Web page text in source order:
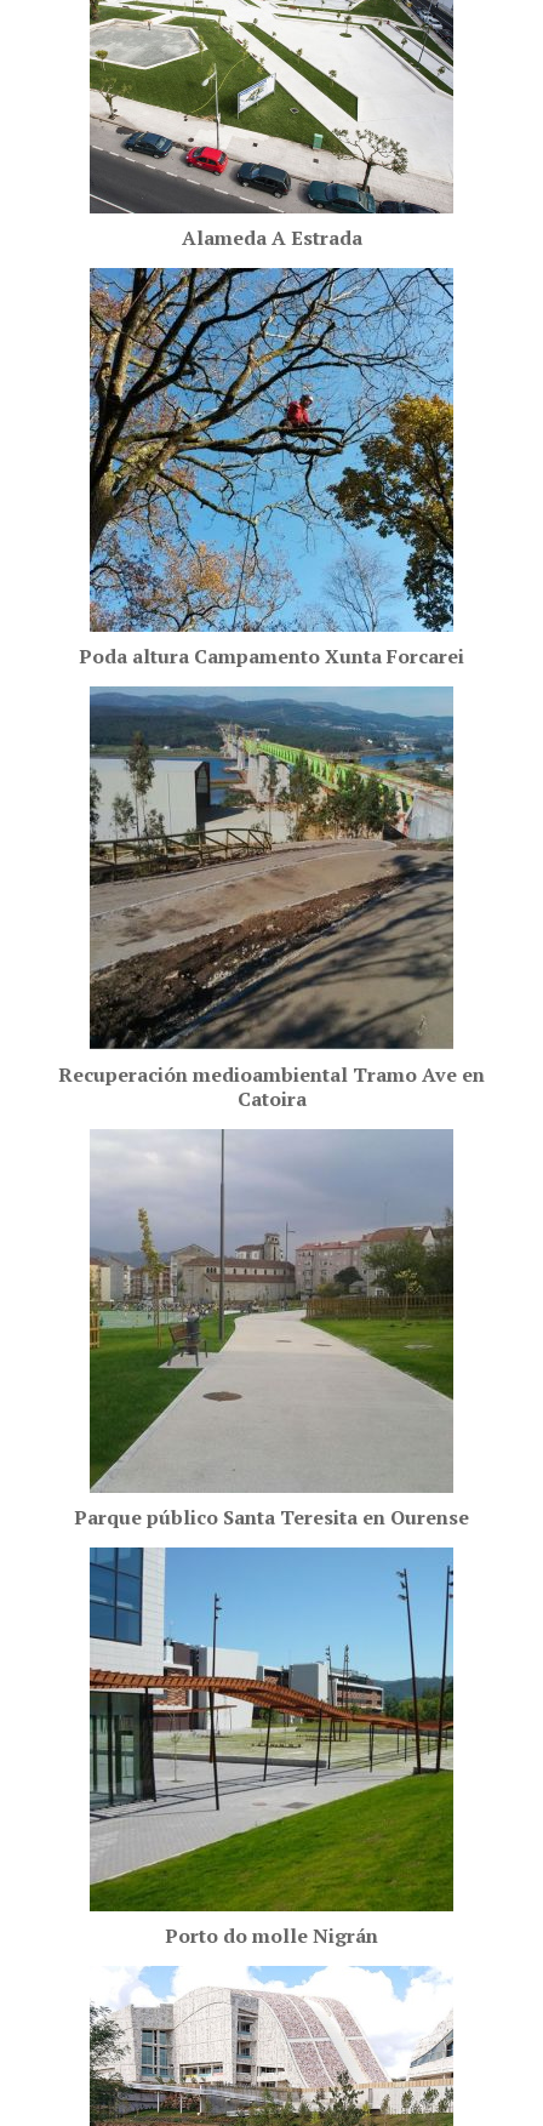
Alameda A Estrada
Poda altura Campamento Xunta Forcarei
Recuperación medioambiental Tramo Ave en
Catoira
Parque público Santa Teresita en Ourense
Porto do molle Nigrán